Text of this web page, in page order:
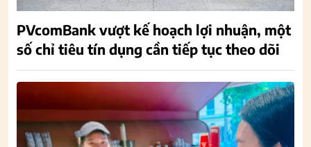
PVcomBank vượt kế hoạch lợi nhuận, một
số chỉ tiêu tín dụng cần tiếp tục theo dõi